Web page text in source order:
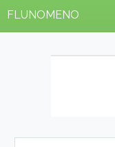
FLUNOMENO